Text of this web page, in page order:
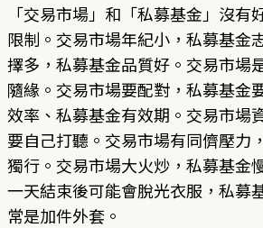
「交易市場」和「私募基金」沒有
限制。交易市場年紀小，私募基金
擇多，私募基金品質好。交易市場
隨緣。交易市場要配對，私募基金
效率、私募基金有效期。交易市場
要自己打聽。交易市場有同儕壓力
獨行。交易市場大火炒，私募基金
一天結束後可能會脫光衣服，私募
常是加件外套。